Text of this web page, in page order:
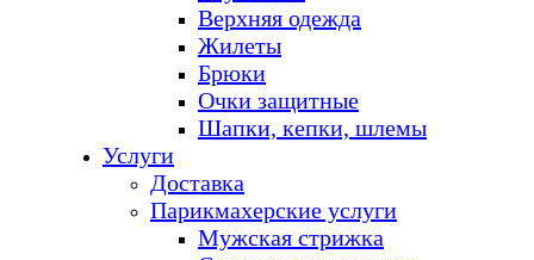
Верхняя одежда
Жилеты
Брюки
Очки защитные
Шапки, кепки, шлемы
Услуги
Доставка
Парикмахерские услуги
Мужская стрижка